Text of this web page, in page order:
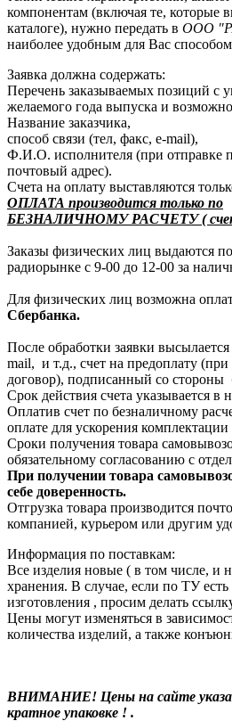
компонентам (включая те, которые
каталоге), нужно передать в ООО
наиболее удобным для Вас
Заявка должна содержать:
Перечень заказываемых позиций с
желаемого года выпуска и
Название заказчика,
способ связи (тел, факс, e-mail),
Ф.И.О. исполнителя (при отправке
почтовый адрес).
Счета на оплату выставляются
ОПЛАТА производится только по
БЕЗНАЛИЧНОМУ РАСЧЕТУ (
Заказы физических лиц выдаются
радиорынке с 9-00 до 12-00 за
Для физических лиц возможна
Сбербанка.
После обработки заявки
mail, и т.д., счет на предоплату
договор), подписанный со стороны
Срок действия счета указывается в
Оплатив счет по безналичному
оплате для ускорения комплектации
Сроки получения товара
обязательному согласованию с
При получении товара
себе доверенность.
Отгрузка товара производится
компанией, курьером или другим
Информация по поставкам:
Все изделия новые ( в том числе, и
хранения. В случае, если по ТУ
изготовления , просим делать
Цены могут изменяться в
количества изделий, а также
ВНИМАНИЕ! Цены на сайте
кратное упаковке ! .